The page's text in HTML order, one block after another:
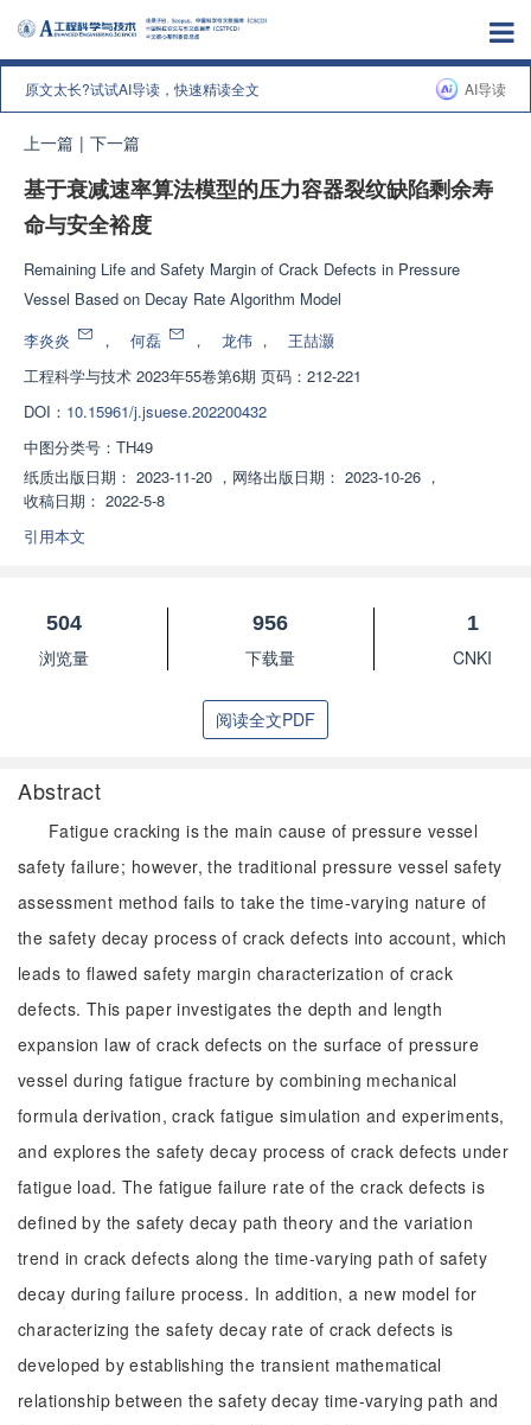
原文太长?试试AI导读，快速精读全文 AI导读
上一篇 | 下一篇
基于衰减速率算法模型的压力容器裂纹缺陷剩余寿
命与安全裕度
Remaining Life and Safety Margin of Crack Defects in Pressure
Vessel Based on Decay Rate Algorithm Model
李炎炎
， 何磊 ， 龙伟 ，
王喆灏
工程科学与技术 2023年55卷第6期 页码：212-221
DOI： 10.15961/j.jsuese.202200432
中图分类号： TH49
纸质出版日期： 2023-11-20 ， 网络出版日期： 2023-10-26 ，
收稿日期： 2022-5-8
引用本文
504
浏览量
956
下载量
1
CNKI
阅读全文PDF
Abstract
Fatigue cracking is the main cause of pressure vessel
safety failure; however, the traditional pressure vessel safety
assessment method fails to take the time-varying nature of
the safety decay process of crack defects into account, which
leads to flawed safety margin characterization of crack
defects. This paper investigates the depth and length
expansion law of crack defects on the surface of pressure
vessel during fatigue fracture by combining mechanical
formula derivation, crack fatigue simulation and experiments,
and explores the safety decay process of crack defects under
fatigue load. The fatigue failure rate of the crack defects is
defined by the safety decay path theory and the variation
trend in crack defects along the time-varying path of safety
decay during failure process. In addition, a new model for
characterizing the safety decay rate of crack defects is
developed by establishing the transient mathematical
relationship between the safety decay time-varying path and